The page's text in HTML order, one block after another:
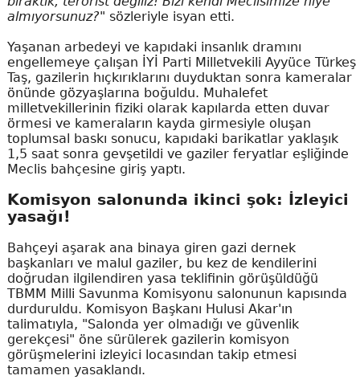
almıyorsunuz?" sözleriyle isyan etti.
Yaşanan arbedeyi ve kapıdaki insanlık dramını
engellemeye çalışan İYİ Parti Milletvekili Ayyüce Türkeş
Taş, gazilerin hıçkırıklarını duyduktan sonra kameralar
önünde gözyaşlarına boğuldu. Muhalefet
milletvekillerinin fiziki olarak kapılarda etten duvar
örmesi ve kameraların kayda girmesiyle oluşan
toplumsal baskı sonucu, kapıdaki barikatlar yaklaşık
1,5 saat sonra gevşetildi ve gaziler feryatlar eşliğinde
Meclis bahçesine giriş yaptı.
Komisyon salonunda ikinci şok: İzleyici
yasağı!
Bahçeyi aşarak ana binaya giren gazi dernek
başkanları ve malul gaziler, bu kez de kendilerini
doğrudan ilgilendiren yasa teklifinin görüşüldüğü
TBMM Milli Savunma Komisyonu salonunun kapısında
durduruldu. Komisyon Başkanı Hulusi Akar'ın
talimatıyla, "Salonda yer olmadığı ve güvenlik
gerekçesi" öne sürülerek gazilerin komisyon
görüşmelerini izleyici locasından takip etmesi
tamamen yasaklandı.